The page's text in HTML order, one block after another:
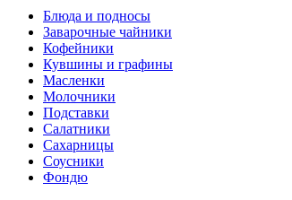
Блюда и подносы
Заварочные чайники
Кофейники
Кувшины и графины
Масленки
Молочники
Подставки
Салатники
Сахарницы
Соусники
Фондю